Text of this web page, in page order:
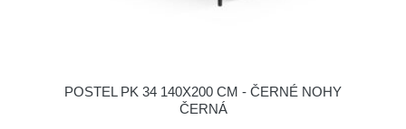
POSTEL PK 34 140X200 CM - ČERNÉ NOHY
ČERNÁ